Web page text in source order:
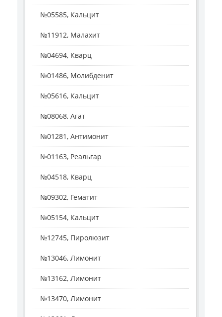
№05585, Кальцит
№11912, Малахит
№04694, Кварц
№01486, Молибденит
№05616, Кальцит
№08068, Агат
№01281, Антимонит
№01163, Реальгар
№04518, Кварц
№09302, Гематит
№05154, Кальцит
№12745, Пиролюзит
№13046, Лимонит
№13162, Лимонит
№13470, Лимонит